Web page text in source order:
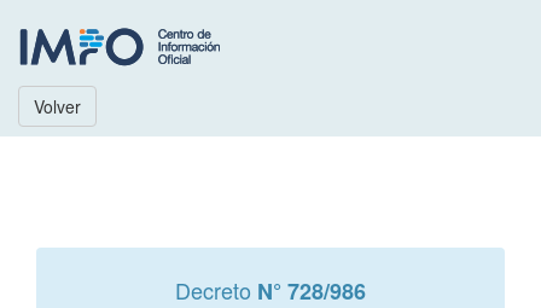
Volver
Decreto N° 728/986